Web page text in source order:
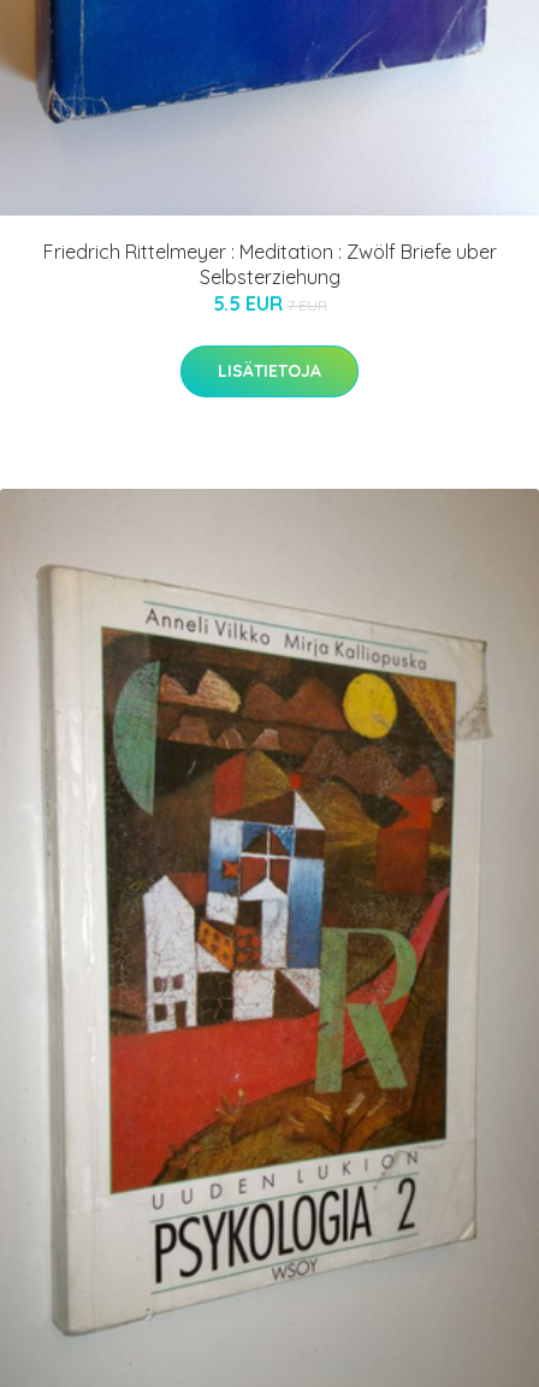
Friedrich Rittelmeyer : Meditation : Zwölf Briefe uber
Selbsterziehung
5.5 EUR 7 EUR
LISÄTIETOJA